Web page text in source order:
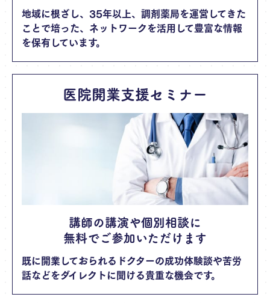
地域に根ざし、35年以上、調剤薬局を運営してきた
ことで培った、ネットワークを活用して豊富な情報
を保有しています。
医院開業支援セミナー
講師の講演や個別相談に
無料でご参加いただけます
既に開業しておられるドクターの成功体験談や苦労
話などをダイレクトに聞ける貴重な機会です。